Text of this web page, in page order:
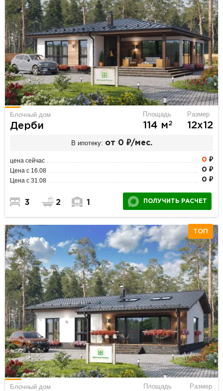
Блочный дом
Дерби
Площадь
114 м2
Размер
12х12
В ипотеку: от 0 ₽/мес.
цена сейчас 0 ₽
Цена с 16.08 0 ₽
Цена с 31.08 0 ₽
3 2 1 ПОЛУЧИТЬ РАСЧЕТ
ТОП
Блочный дом Площадь Размер